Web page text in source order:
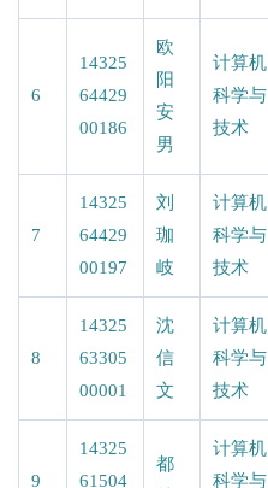
6
14325
64429
00186
欧
阳
安
男
计算机
科学与
技术
7
14325
64429
00197
刘
珈
岐
计算机
科学与
技术
8
14325
63305
00001
沈
信
文
计算机
科学与
技术
9
14325
61504
都
计算机
科学与